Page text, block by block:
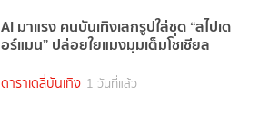
AI มาแรง คนบันเทิงเสกรูปใส่ชุด “สไปเด
อร์แมน” ปล่อยใยแมงมุมเต็มโชเชียล
ดาราเดลี่บันเทิง 1 วันที่แล้ว